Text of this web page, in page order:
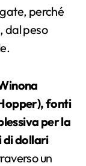
perché
dal peso
fonti
per la
di dollari
un